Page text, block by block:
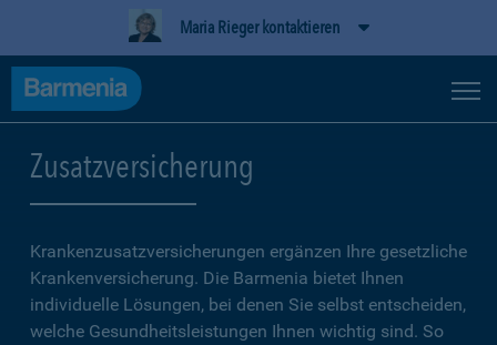
Maria Rieger kontaktieren
Zusatzversicherung
Krankenzusatzversicherungen ergänzen Ihre gesetzliche
Kranken­versicherung. Die Barmenia bietet Ihnen
individuelle Lösungen, bei denen Sie selbst entscheiden,
welche Gesundheitsleistungen Ihnen wichtig sind. So